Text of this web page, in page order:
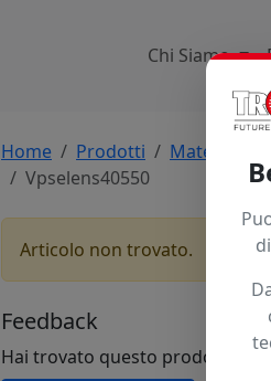
Chi Siamo
Home Prodotti Materiali Di
Vpselens40550
Articolo non trovato.
Feedback
Hai trovato questo prodotto ad